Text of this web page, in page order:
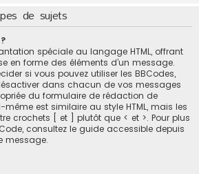
de sujets
spéciale au langage HTML, offrant
en forme des éléments d’un message.
si vous pouvez utiliser les BBCodes,
dans chacun de vos messages
du formulaire de rédaction de
même est similaire au style HTML, mais les
crochets [ et ] plutôt que < et >. Pour plus
consultez le guide accessible depuis
message.